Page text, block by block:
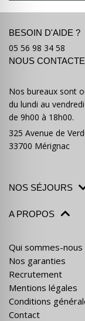
BESOIN D'AIDE ?
05 56 98 34 58
NOUS
Nos bureaux sont
du lundi au vendredi
de 9h00 à 18h00.
325 Avenue de
33700 Mérignac
NOS SÉJOURS
A PROPOS
Qui sommes-nous
Nos garanties
Recrutement
Mentions légales
Conditions
Contact